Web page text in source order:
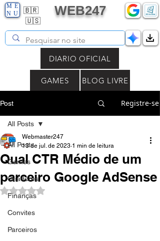
🇧🇷
🇺🇸
ME
NU
WEB247
DIARIO OFICIAL
GAMES BLOG LIVRE
Post Registre-se
All Posts
Games
Criadores
Finanças
Convites
Parceiros
All Posts
Qual CTR Médio de um
parceiro Google AdSense
Webmaster247
13 de jul. de 2023 1 min de leitura
Avaliado com NaN de 5 estrelas.